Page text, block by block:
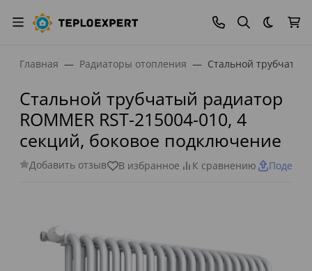
Темная
Главная Радиаторы отопления Стальной трубчатый
Стальной трубчатый радиатор
ROMMER RST-215004-010, 4
секций, боковое подключение
Добавить отзыв В избранное К сравнению